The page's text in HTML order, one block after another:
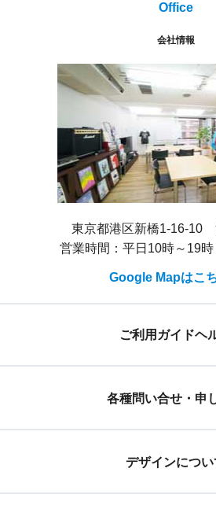
Office
会社情報
東京都港区新橋1-16-10
営業時間：平日10時～19
Google Mapはこ
ご利用ガイドヘ
各種問い合せ・申
デザインについ